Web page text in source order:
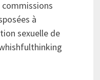
à
sexuelle de